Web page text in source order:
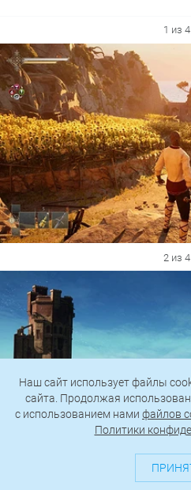
1 из 4
2 из 4
3 из 4
Наш сайт использует файлы
сайта. Продолжая
c использованием нами файлов
Политики